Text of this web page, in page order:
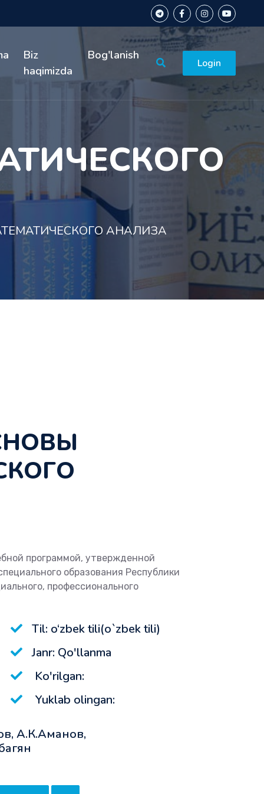
Biz
haqimizda
Bog'lanish
Login
АНАЛИЗА
программой, утвержденной
образования Республики
профессионального
Til: o‘zbek tili(o`zbek tili)
Janr: Qo'llanma
Ko'rilgan:
Yuklab olingan:
А.К.Аманов,